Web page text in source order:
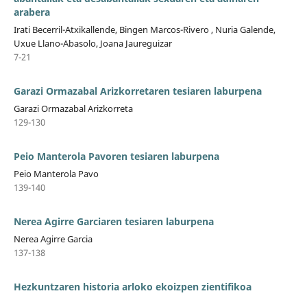
arabera
Irati Becerril-Atxikallende, Bingen Marcos-Rivero , Nuria Galende,
Uxue Llano-Abasolo, Joana Jaureguizar
7-21
Garazi Ormazabal Arizkorretaren tesiaren laburpena
Garazi Ormazabal Arizkorreta
129-130
Peio Manterola Pavoren tesiaren laburpena
Peio Manterola Pavo
139-140
Nerea Agirre Garciaren tesiaren laburpena
Nerea Agirre Garcia
137-138
Hezkuntzaren historia arloko ekoizpen zientifikoa